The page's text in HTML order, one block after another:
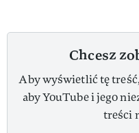
Chcesz
Aby wyświetlić tę
aby YouTube i jego
treści